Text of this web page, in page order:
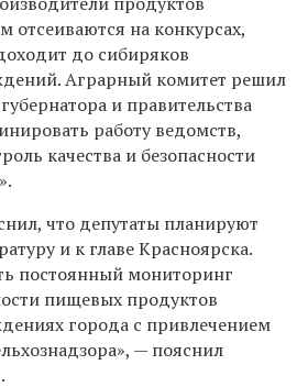
отсеиваются на конкурсах,
до сибиряков
Аграрный комитет решил
и правительства
работу ведомств,
качества и безопасности
что депутаты планируют
и к главе Красноярска.
постоянный мониторинг
пищевых продуктов
города с привлечением
— пояснил